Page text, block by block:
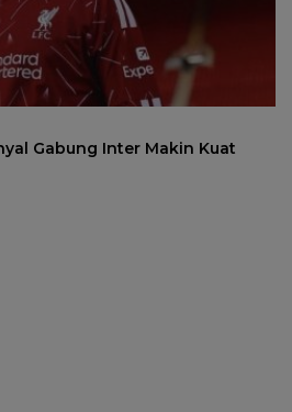
Gabung Inter Makin Kuat